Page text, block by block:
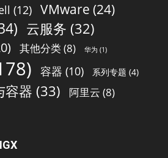
(12) VMware (24)
云服务 (32)
其他分类(8) 华为 (1)
容器 (10) 系列专题 (4)
容器 (33) 阿里云 (8)